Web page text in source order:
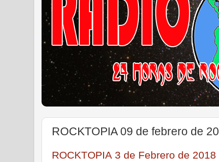
ROCKTOPIA 09 de febrero de
ROCKTOPIA 3 de Febrero de 2018